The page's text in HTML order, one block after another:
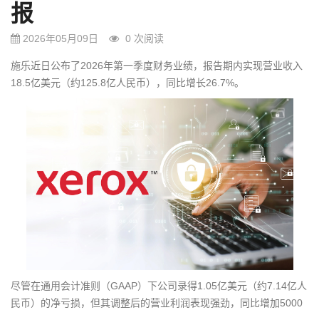
a
v
i
g
报
2026年05月09日 0 次阅读
施乐近日公布了2026年第一季度财务业绩，报告期内实现营业收入
18.5亿美元（约125.8亿人民币），同比增长26.7%。
尽管在通用会计准则（GAAP）下公司录得1.05亿美元（约7.14亿人
民币）的净亏损，但其调整后的营业利润表现强劲，同比增加5000